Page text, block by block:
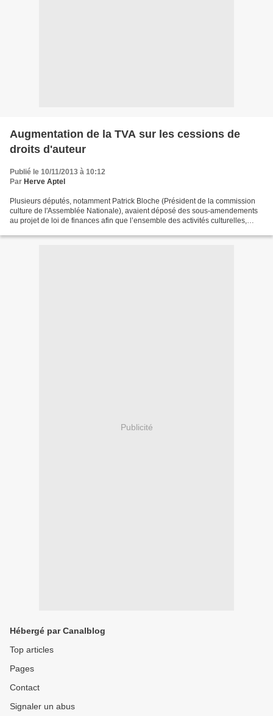
Augmentation de la TVA sur les cessions de
droits d'auteur
Publié le 10/11/2013 à 10:12
Par Herve Aptel
Plusieurs députés, notamment Patrick Bloche (Président de la commission
culture de l'Assemblée Nationale), avaient déposé des sous-amendements
au projet de loi de finances afin que l’ensemble des activités culturelles,
Publicité
Hébergé par Canalblog
Top articles
Pages
Contact
Signaler un abus